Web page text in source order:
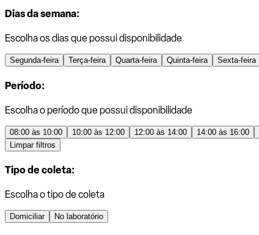
Dias da semana:
Escolha os dias que possui disponibilidade
Segunda-feira Terça-feira Quarta-feira Quinta-feira Sexta-feira
Período:
Escolha o período que possui disponibilidade
08:00 às 10:00 10:00 às 12:00 12:00 às 14:00 14:00 às 16:00
Limpar filtros
Tipo de coleta:
Escolha o tipo de coleta
Domiciliar No laboratório